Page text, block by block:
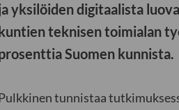
yksilöiden digitaalista
teknisen toimialan
Suomen kunnista.
tunnistaa